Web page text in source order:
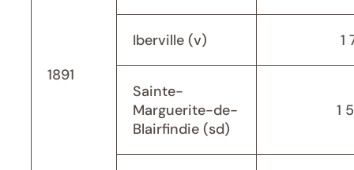
1891
Iberville (v) 1
Sainte-
Marguerite-de-
Blairfindie (sd)
1